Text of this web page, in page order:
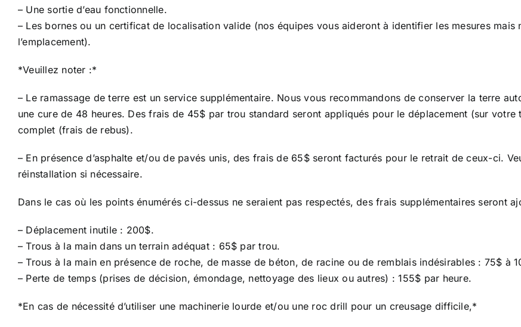
– Une sortie d’eau fonctionnelle.
– Les bornes ou un certificat de localisation valide (nos équipes vous aideront à identifier les mesures mais
l’emplacement).
*Veuillez noter :*
– Le ramassage de terre est un service supplémentaire. Nous vous recommandons de conserver la terre
une cure de 48 heures. Des frais de 45$ par trou standard seront appliqués pour le déplacement (sur
complet (frais de rebus).
– En présence d’asphalte et/ou de pavés unis, des frais de 65$ seront facturés pour le retrait de ceux-ci.
réinstallation si nécessaire.
Dans le cas où les points énumérés ci-dessus ne seraient pas respectés, des frais supplémentaires seront
– Déplacement inutile : 200$.
– Trous à la main dans un terrain adéquat : 65$ par trou.
– Trous à la main en présence de roche, de masse de béton, de racine ou de remblais indésirables : 75$ à
– Perte de temps (prises de décision, émondage, nettoyage des lieux ou autres) : 155$ par heure.
*En cas de nécessité d’utiliser une machinerie lourde et/ou une roc drill pour un creusage difficile,*